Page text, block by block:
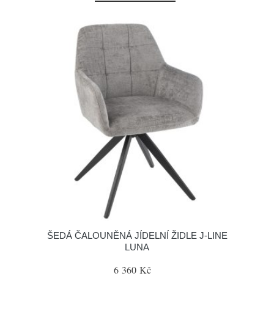
ŠEDÁ ČALOUNĚNÁ JÍDELNÍ ŽIDLE J-LINE
LUNA
6 360 Kč